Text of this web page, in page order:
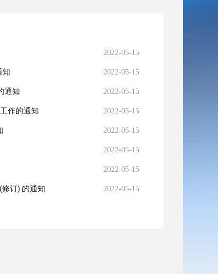
2022-05-15
知 2022-05-15
通知 2022-05-15
作的通知 2022-05-15
2022-05-15
2022-05-15
2022-05-15
订) 的通知 2022-05-15